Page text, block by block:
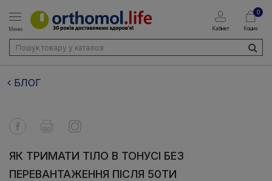
Меню Кабінет
0
Кошик
БЛОГ
ЯК ТРИМАТИ ТІЛО В ТОНУСІ БЕЗ
ПЕРЕВАНТАЖЕННЯ ПІСЛЯ 50ТИ